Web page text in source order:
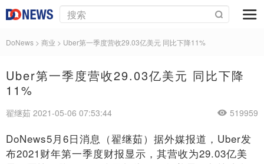
DoNews > 商业 > Uber第一季度营收29.03亿美元 同比下降11%
Uber第一季度营收29.03亿美元 同比下降
11%
翟继茹 2021-05-06 07:53:44 519959
DoNews5月6日消息（翟继茹）据外媒报道，Uber发
布2021财年第一季度财报显示，其营收为29.03亿美